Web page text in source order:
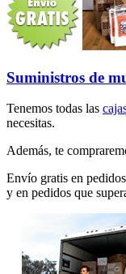
Suministros de
Tenemos todas las
necesitas.
Además, te
Envío gratis en
y en pedidos que